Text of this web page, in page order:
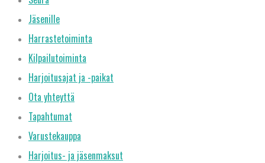
Jäsenille
Harrastetoiminta
Kilpailutoiminta
Harjoitusajat ja -paikat
Ota yhteyttä
Tapahtumat
Varustekauppa
Harjoitus- ja jäsenmaksut